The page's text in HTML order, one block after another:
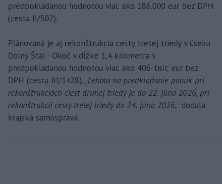
predpokladanou hodnotou viac ako 186.000 eur bez DPH
(cesta II/502).
Plánovaná je aj rekonštrukcia cesty tretej triedy v úseku
Dolný Štál - Okoč v dĺžke 1,4 kilometra s
predpokladanou hodnotou viac ako 406-tisíc eur bez
DPH (cesta III/1428). „Lehota na predkladanie ponúk pri
rekonštrukciách ciest druhej triedy je do 22. júna 2026, pri
rekonštrukcii cesty tretej triedy do 24. júna 2026,“ dodala
krajská samospráva.